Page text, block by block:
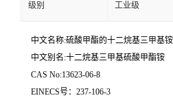
级别 工业级
中文名称:硫酸甲酯的十二烷基三甲基铵
中文别名:十二烷基三甲基硫酸甲酯铵
CAS No:13623-06-8
EINECS号：237-106-3